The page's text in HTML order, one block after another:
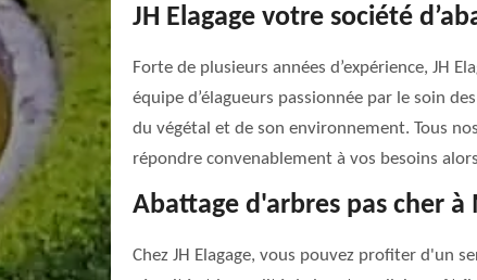
JH Elagage votre société
Forte de plusieurs années d’expérience, JH
équipe d’élagueurs passionnée par le soin
du végétal et de son environnement. Tous
répondre convenablement à vos besoins
Abattage d'arbres pas cher à
Chez JH Elagage, vous pouvez profiter d'un